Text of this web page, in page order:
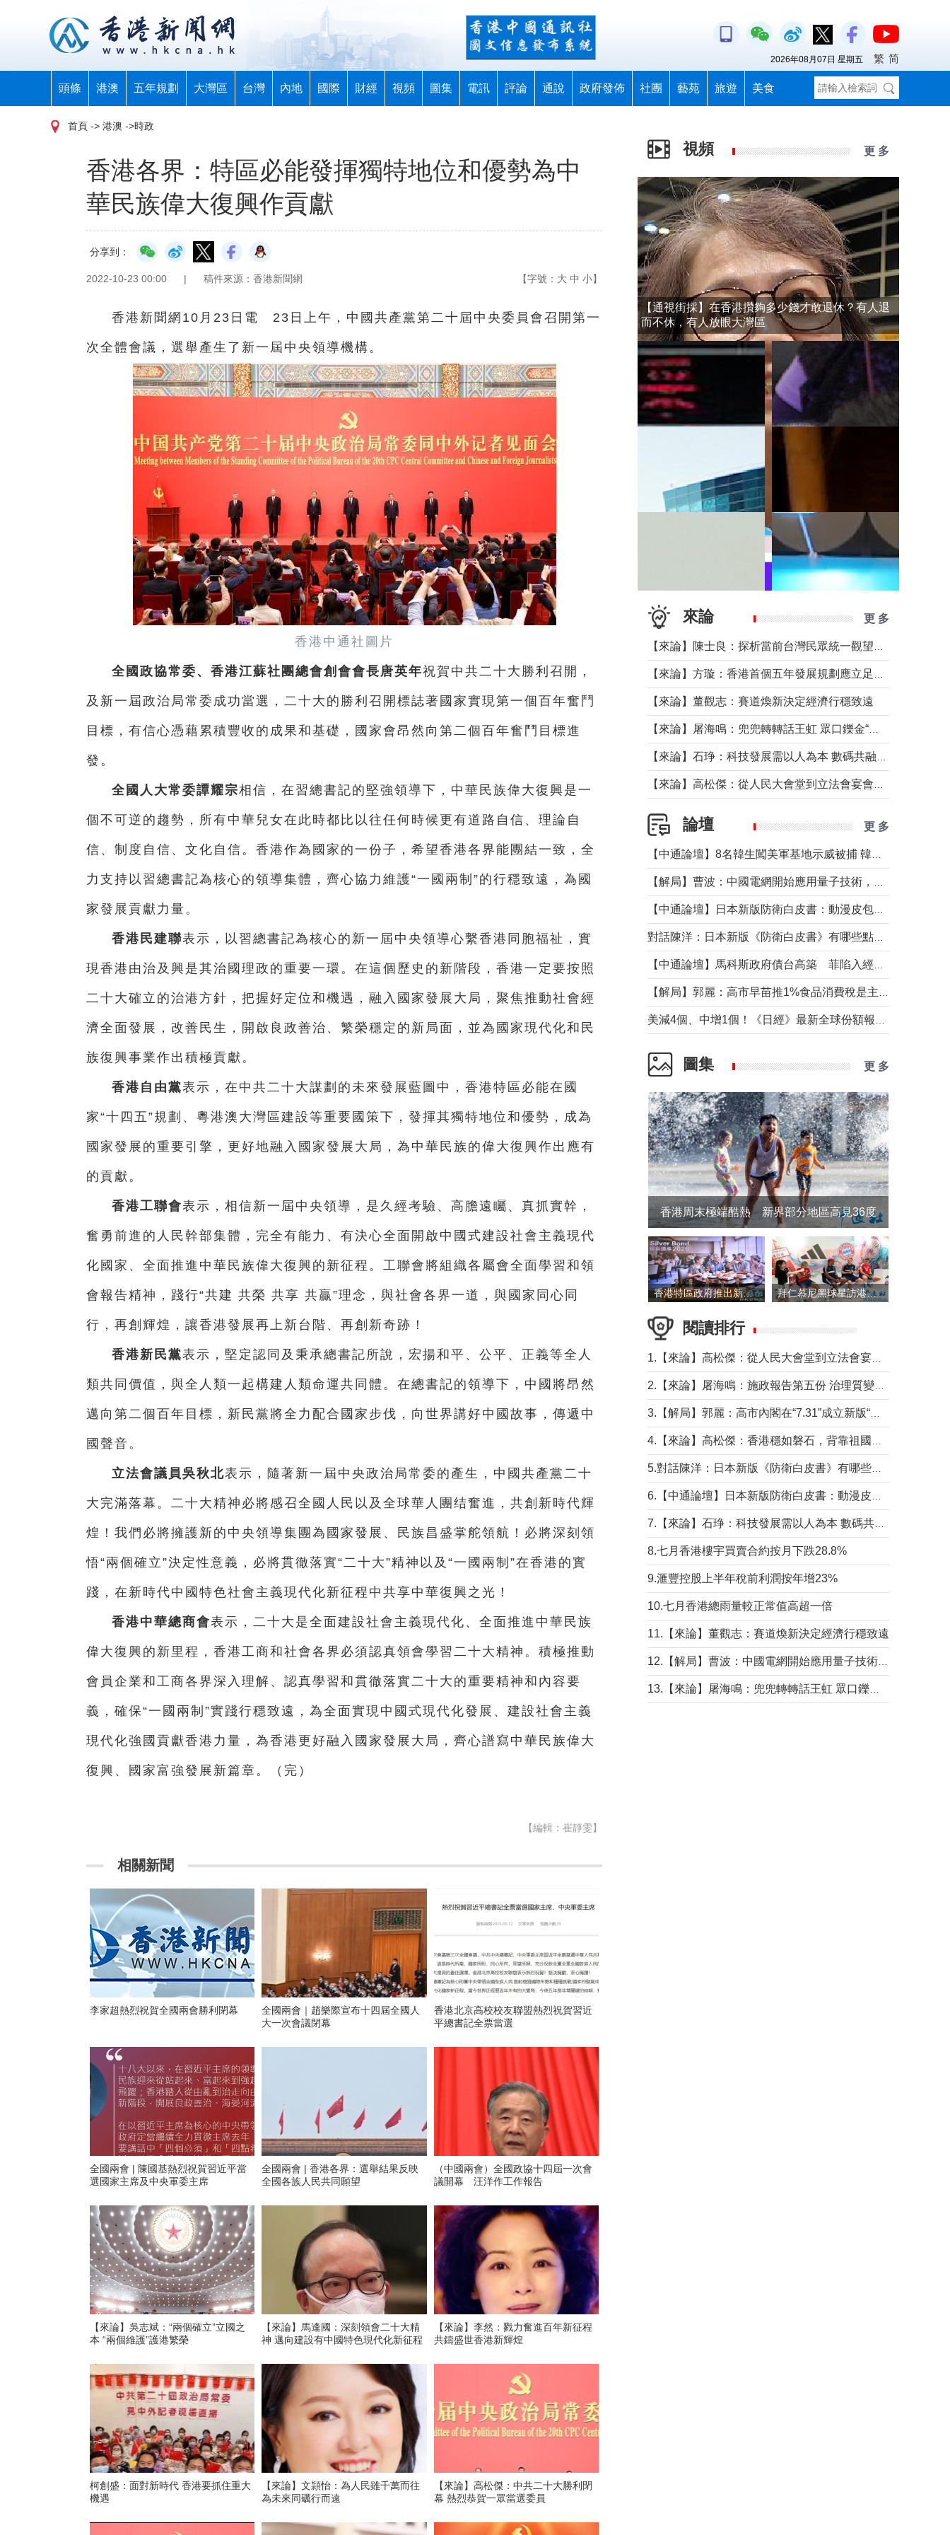
頭條 港澳 五年規劃 大灣區 台灣 內地 國際 財經 視頻 圖集 電訊 評論 通說 政府發佈 社團 藝苑 旅遊 美食
2026年08月07日 星期五 繁 简
首頁 -> 港澳 ->時政
​香港各界：特區必能發揮獨特地位和優勢為中
華民族偉大復興作貢獻
分享到：
2022-10-23 00:00 | 稿件來源：香港新聞網 【字號： 大 中 小】
香港新聞網10月23日電 23日上午，中國共產黨第二十屆中央委員會召開第一
次全體會議，選舉產生了新一屆中央領導機構。
香港中通社圖片
全國政協常委、香港江蘇社團總會創會會長唐英年祝賀中共二十大勝利召開，
及新一屆政治局常委成功當選，二十大的勝利召開標誌著國家實現第一個百年奮鬥
目標，有信心憑藉累積豐收的成果和基礎，國家會昂然向第二個百年奮鬥目標進
發。
全國人大常委譚耀宗相信，在習總書記的堅強領導下，中華民族偉大復興是一
個不可逆的趨勢，所有中華兒女在此時都比以往任何時候更有道路自信、理論自
信、制度自信、文化自信。香港作為國家的一份子，希望香港各界能團結一致，全
力支持以習總書記為核心的領導集體，齊心協力維護“一國兩制”的行穩致遠，為國
家發展貢獻力量。
香港民建聯表示，以習總書記為核心的新一屆中央領導心繫香港同胞福祉，實
現香港由治及興是其治國理政的重要一環。在這個歷史的新階段，香港一定要按照
二十大確立的治港方針，把握好定位和機遇，融入國家發展大局，聚焦推動社會經
濟全面發展，改善民生，開啟良政善治、繁榮穩定的新局面，並為國家現代化和民
族復興事業作出積極貢獻。
香港自由黨表示，在中共二十大謀劃的未來發展藍圖中，香港特區必能在國
家“十四五”規劃、粵港澳大灣區建設等重要國策下，發揮其獨特地位和優勢，成為
國家發展的重要引擎，更好地融入國家發展大局，為中華民族的偉大復興作出應有
的貢獻。
香港工聯會表示，相信新一屆中央領導，是久經考驗、高膽遠矚、真抓實幹，
奮勇前進的人民幹部集體，完全有能力、有決心全面開啟中國式建設社會主義現代
化國家、全面推進中華民族偉大復興的新征程。工聯會將組織各屬會全面學習和領
會報告精神，踐行“共建 共榮 共享 共贏”理念，與社會各界一道，與國家同心同
行，再創輝煌，讓香港發展再上新台階、再創新奇跡！
香港新民黨表示，堅定認同及秉承總書記所說，宏揚和平、公平、正義等全人
類共同價值，與全人類一起構建人類命運共同體。在總書記的領導下，中國將昂然
邁向第二個百年目標，新民黨將全力配合國家步伐，向世界講好中國故事，傳遞中
國聲音。
立法會議員吳秋北表示，隨著新一屆中央政治局常委的產生，中國共產黨二十
大完滿落幕。二十大精神必將感召全國人民以及全球華人團结奮進，共創新時代輝
煌！我們必將擁護新的中央領導集團為國家發展、民族昌盛掌舵領航！必將深刻領
悟“兩個確立”決定性意義，必將貫徹落實“二十大”精神以及“一國兩制”在香港的實
踐，在新時代中國特色社會主義現代化新征程中共享中華復興之光！
香港中華總商會表示，二十大是全面建設社會主義現代化、全面推進中華民族
偉大復興的新里程，香港工商和社會各界必須認真領會學習二十大精神。積極推動
會員企業和工商各界深入理解、認真學習和貫徹落實二十大的重要精神和內容要
義，確保“一國兩制”實踐行穩致遠，為全面實現中國式現代化發展、建設社會主義
現代化強國貢獻香港力量，為香港更好融入國家發展大局，齊心譜寫中華民族偉大
復興、國家富強發展新篇章。（完）
【編輯：崔靜雯】
相關新聞
李家超熱烈祝賀全國兩會勝利閉幕
全國兩會｜趙樂際宣布十四屆全國人
大一次會議閉幕
香港北京高校校友聯盟熱烈祝賀習近
平總書記全票當選
全國兩會 | 陳國基熱烈祝賀習近平當
選國家主席及中央軍委主席
全國兩會 | 香港各界：選舉結果反映
全國各族人民共同願望
（中國兩會）全國政協十四屆一次會
議開幕 汪洋作工作報告
【來論】吳志斌：“兩個確立”立國之
本 “兩個維護”護港繁榮
【來論】馬逢國：深刻領會二十大精
神 邁向建設有中國特色現代化新征程
【來論】李然：戮力奮進百年新征程
共鑄盛世香港新輝煌
柯創盛：面對新時代 香港要抓住重大
機遇
【來論】文頴怡：為人民雖千萬而往
為未來同礪行而遠
【來論】高松傑：中共二十大勝利閉
幕 熱烈恭賀一眾當選委員
視頻 更 多
【通視街採】在香港攢夠多少錢才敢退休？有人退
而不休，有人放眼大灣區
來論 更 多
【來論】董觀志：賽道煥新決定經濟行穩致遠
論壇 更 多
圖集 更 多
香港周末極端酷熱 新界部分地區高見36度
香港特區政府推出新一批銀色債券 每手1萬元保底息4.25厘 拜仁慕尼黑球星訪港 與球迷近距離互動
閱讀排行
8.七月香港樓宇買賣合約按月下跌28.8%
9.滙豐控股上半年稅前利潤按年增23%
10.七月香港總雨量較正常值高超一倍
11.【來論】董觀志：賽道煥新決定經濟行穩致遠